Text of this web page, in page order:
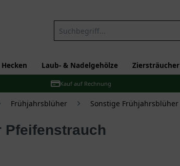
Hecken Laub- & Nadelgehölze Ziersträucher
Kauf auf Rechnung
Frühjahrsblüher Sonstige Frühjahrsblüher
Pfeifenstrauch